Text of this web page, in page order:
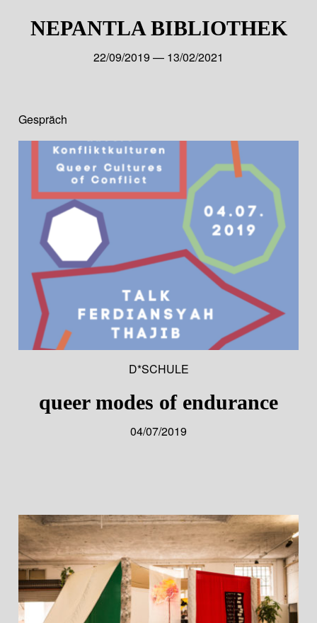
NEPANTLA BIBLIOTHEK
22/09/2019 — 13/02/2021
Gespräch
D*SCHULE
queer modes of endurance
04/07/2019